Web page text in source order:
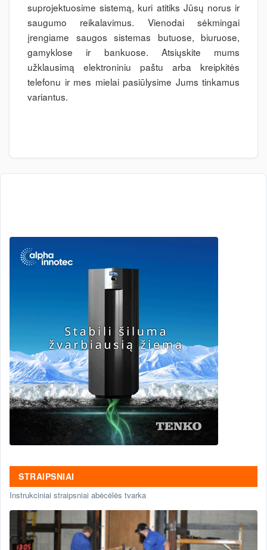
suprojektuosime sistemą, kuri atitiks Jūsų norus ir
saugumo reikalavimus. Vienodai sėkmingai
įrengiame saugos sistemas butuose, biuruose,
gamyklose ir bankuose. Atsiųskite mums
užklausimą elektroniniu paštu arba kreipkitės
telefonu ir mes mielai pasiūlysime Jums tinkamus
variantus.
STRAIPSNIAI
Instrukciniai straipsniai abėcėlės tvarka